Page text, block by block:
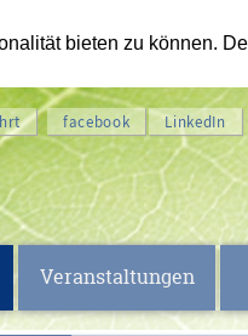
bieten zu können.
facebook LinkedIn
Veranstaltungen